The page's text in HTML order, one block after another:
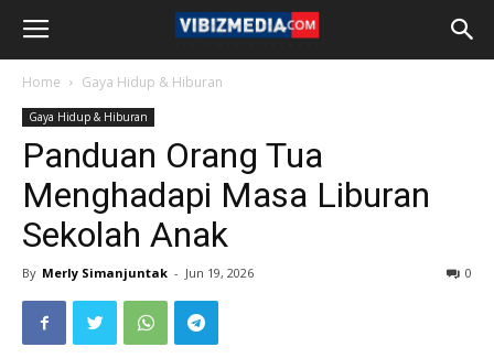
Home Gaya Hidup & Hiburan
Gaya Hidup & Hiburan
Panduan Orang Tua
Menghadapi Masa Liburan
Sekolah Anak
By Merly Simanjuntak - Jun 19, 2026 0